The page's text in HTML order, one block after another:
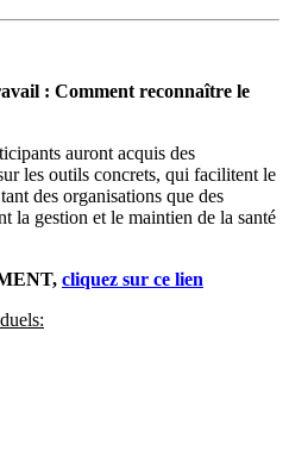
: Comment reconnaître le
auront acquis des
les outils concrets, qui facilitent le
des organisations que des
la gestion et le maintien de la santé
cliquez sur ce lien